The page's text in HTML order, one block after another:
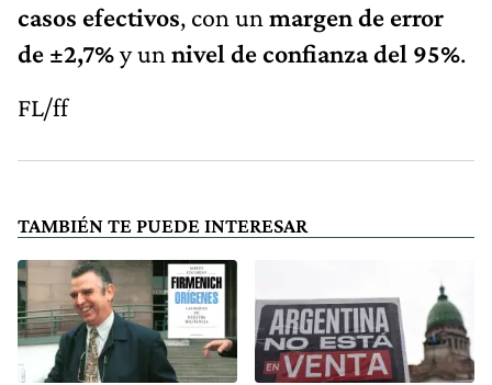
casos efectivos, con un margen de error
de ±2,7%y un nivel de confianza del 95%.
FL/ff
TAMBIÉN TE PUEDE INTERESAR